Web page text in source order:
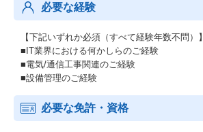
必要な経験
【下記いずれか必須（すべて経験年数不問）】
■IT業界における何かしらのご経験
■電気/通信工事関連のご経験
■設備管理のご経験
必要な免許・資格